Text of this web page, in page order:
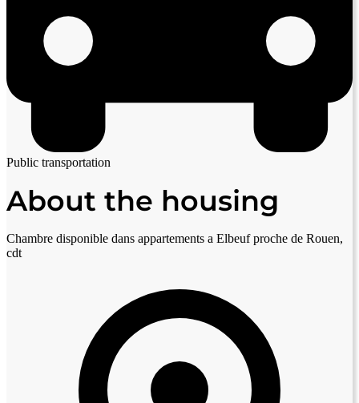
Public transportation
About the housing
Chambre disponible dans appartements a Elbeuf proche de Rouen,
cdt